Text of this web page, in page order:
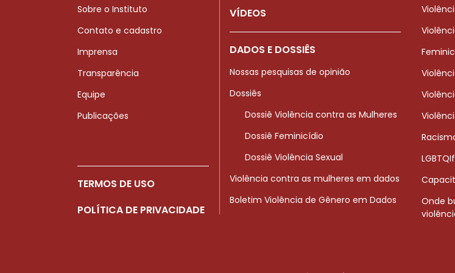
Sobre o Instituto
Contato e cadastro
Imprensa
Transparência
Equipe
Publicações
TERMOS DE USO
POLÍTICA DE PRIVACIDADE
VÍDEOS
DADOS E DOSSIÊS
Nossas pesquisas de opinião
Dossiês
Dossiê Violência contra as Mulheres
Dossiê Feminicídio
Dossiê Violência Sexual
Violência contra as mulheres em dados
Boletim Violência de Gênero em Dados
Onde